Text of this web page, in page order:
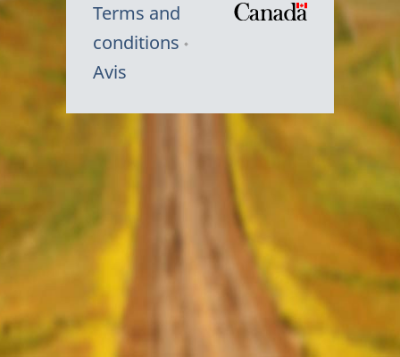
Terms and
conditions
Avis
Symbole
Canada